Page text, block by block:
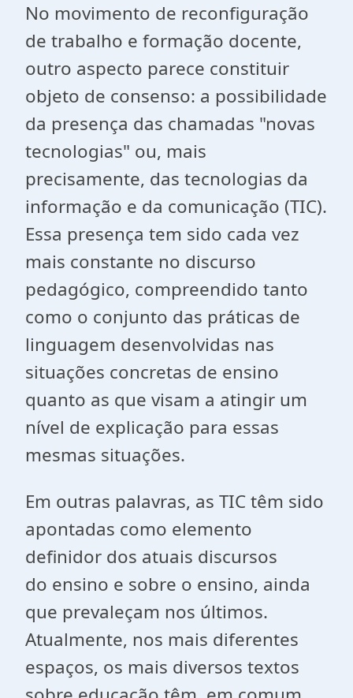
No movimento de reconfiguração
de trabalho e formação docente,
outro aspecto parece constituir
objeto de consenso: a possibilidade
da presença das chamadas "novas
tecnologias" ou, mais
precisamente, das tecnologias da
informação e da comunicação (TIC).
Essa presença tem sido cada vez
mais constante no discurso
pedagógico, compreendido tanto
como o conjunto das práticas de
linguagem desenvolvidas nas
situações concretas de ensino
quanto as que visam a atingir um
nível de explicação para essas
mesmas situações.
Em outras palavras, as TIC têm sido
apontadas como elemento
definidor dos atuais discursos
do ensino e sobre o ensino, ainda
que prevaleçam nos últimos.
Atualmente, nos mais diferentes
espaços, os mais diversos textos